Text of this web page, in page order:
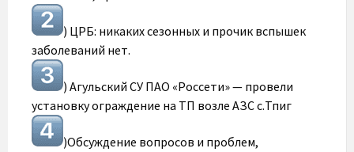
) ЦРБ: никаких сезонных и прочик вспышек
заболеваний нет.
) Агульский СУ ПАО «Россети» — провели
установку ограждение на ТП возле АЗС с.Тпиг
)Обсуждение вопросов и проблем,